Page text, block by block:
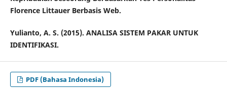
Florence Littauer Berbasis Web.
Yulianto, A. S. (2015). ANALISA SISTEM PAKAR UNTUK
IDENTIFIKASI.
PDF (Bahasa Indonesia)